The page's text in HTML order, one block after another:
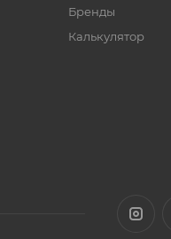
Бренды
Калькулятор